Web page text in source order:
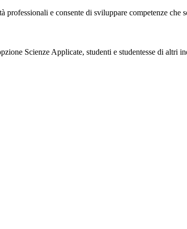
professionali e consente di sviluppare competenze
Scienze Applicate, studenti e studentesse di altri